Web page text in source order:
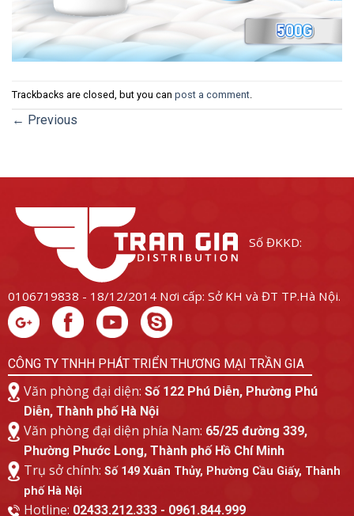
Trackbacks are closed, but you can post a comment
← Previous
Số ĐKKD:
0106719838 - 18/12/2014 Nơi cấp: Sở KH và ĐT TP.Hà Nội.
CÔNG TY TNHH PHÁT TRIỂN THƯƠNG MẠI TRẦN GIA
Văn phòng đại diện: Số 122 Phú Diễn, Phường Phú
Diễn, Thành phố Hà Nội
Văn phòng đại diện phía Nam: 65/25 đường 339,
Phường Phước Long, Thành phố Hồ Chí Minh
Trụ sở chính: Số 149 Xuân Thủy, Phường Cầu Giấy, Thành
phố Hà Nội
Hotline: 02433.212.333 - 0961.844.999